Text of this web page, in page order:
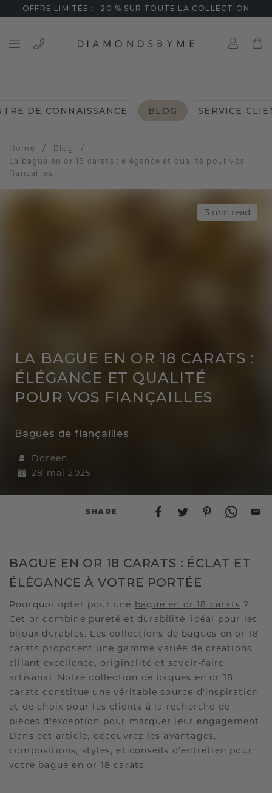
OFFRE LIMITÉE : -20 % SUR TOUTE LA COLLECTION
DE CONNAISSANCE BLOG SERVICE
Home / Blog /
La bague en or 18 carats : élégance et qualité pour vos
fiançailles
3 min read
LA BAGUE EN OR 18 CARATS :
ÉLÉGANCE ET QUALITÉ
POUR VOS FIANÇAILLES
Bagues de fiançailles
Doreen
28 mai 2025
SHARE
BAGUE EN OR 18 CARATS : ÉCLAT ET
ÉLÉGANCE À VOTRE PORTÉE
Pourquoi opter pour une bague en or 18 carats ?
Cet or combine pureté et durabilité, idéal pour les
bijoux durables. Les collections de bagues en or 18
carats proposent une gamme variée de créations,
alliant excellence, originalité et savoir-faire
artisanal. Notre collection de bagues en or 18
carats constitue une véritable source d'inspiration
et de choix pour les clients à la recherche de
pièces d'exception pour marquer leur engagement.
Dans cet article, découvrez les avantages,
compositions, styles, et conseils d’entretien pour
votre bague en or 18 carats.